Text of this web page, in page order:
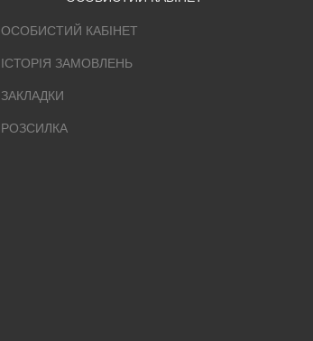
ОСОБИСТИЙ КАБІНЕТ
ІСТОРІЯ ЗАМОВЛЕНЬ
ЗАКЛАДКИ
РОЗСИЛКА